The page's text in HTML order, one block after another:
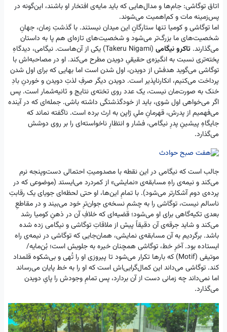
اتاق توگاشی: جام‌ها و مدال‌هایی که باید مایه‌ی افتخار او باشند، این‌گونه در
پس‌زمینه مات و کم‌اهمیت می‌شوند.
اما توگاشی و کومیا تنها ستارگانِ این میدان نیستند. با گذشتِ زمان، جهانِ
شخصیت‌های ما بزرگ‌تر می‌شود و شخصیت‌های تازه‌ای هم پا به داستان
می‌گذارند. تاکرو نیگامی
(Takeru Nigami) یکی از آن‌‌هاست. نیگامی، دیدگاهِ
پخته‌تری نسبت به انگیزه‌ی حقیقیِ دویدن مطرح می‌کند. او در مصاحبه‌اش با
توگاشی می‌گوید هدفش از دویدن، اول شدن است اما بهایی که برای اول شدن
پرداخت می‌کنیم، انکارناپذیر است. دویدن دیگر صرفِ لذتِ دویدن و خوردنِ بادِ
خنک به صورت‌مان نیست، یک عدد روی تخته‌ی نتایج و ثانیه‌شمار است. پس
اگر می‌خواهی اول شوی، باید از خودگذشتگی داشته باشی. جمله‌ای که در آینده
می‌فهمیم از پدرش، قهرمانِ ملیِ ژاپن به ارث برده است. ناگفته نماند که
جایگاهِ پیشینِ پدرِ نیگامی، فشار و انتظارِ ناخواسته‌ای را بر روی دوشش
می‌گذارد.
جالب است که نیگامی در این نقطه با مصدومیتِ احتمالی دست‌وپنجه نرم
می‌کند و نیمه‌ی راهِ مسابقه‌ی «نمایشی» از کمردرد می‌ایستد (موضوعی که در
پرده‌ی دوم آشکارتر می‌شود). با تمامِ این‌ها، او حتی لحظه‌ای جویای یک رقابتِ
ناسالم نیست، توگاشی را به چشمِ نسخه‌ی جوان‌ترِ خود می‌بیند و در مقاطعِ
بعدی تکیه‌گاهی برای او می‌شود؛ قضیه‌ای که خلافِ آن در ذهنِ کومیا رشد
می‌کند و شاید جرقه‌ی آن دقیقاً پیش از ملاقاتِ توگاشی و نیگامی زده شده
باشد. برگردیم به آن مسابقه‌ی نمایشی، همان‌جایی که توگاشی در نیمه‌ی راه
ایستاده بود. آخرِ خط، توگاشی همچنان خیره به جلویش است؛ بُن‌مایه/
موتیفی (Motif) که بارها تکرار می‌شود تا پیروزی او را تُهی و بی‌شکوه قلمداد
کند. توگاشی می‌داند این کمال‌گرایی‌اش است که او را به خط پایان می‌رساند
اما نمی‌داند چه زمانی دست از آن بردارد، پس تمامِ وجودش را پایِ دویدن
می‌گذارد.